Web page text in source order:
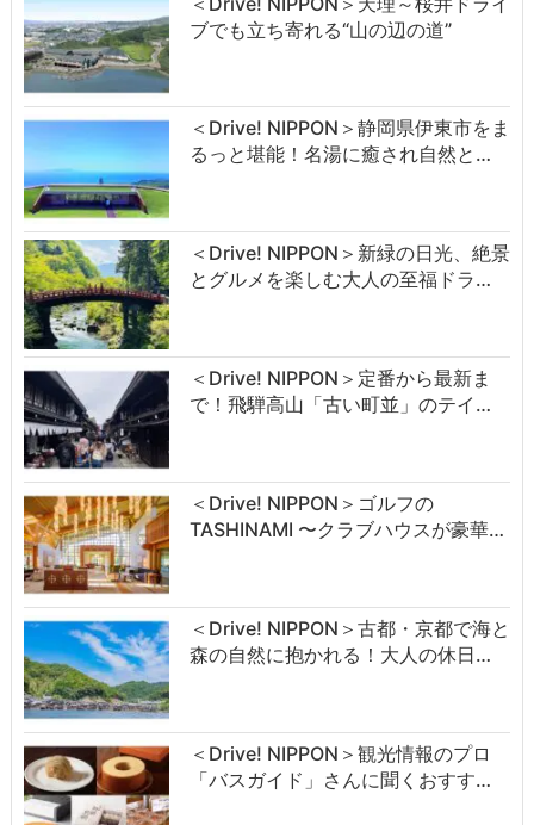
ブでも立ち寄れる“山の辺の道”
＜Drive! NIPPON＞静岡県伊東市をま
るっと堪能！名湯に癒され自然と…
＜Drive! NIPPON＞新緑の日光、絶景
とグルメを楽しむ大人の至福ドラ…
＜Drive! NIPPON＞定番から最新ま
で！飛騨高山「古い町並」のテイ…
＜Drive! NIPPON＞ゴルフの
TASHINAMI 〜クラブハウスが豪華…
＜Drive! NIPPON＞古都・京都で海と
森の自然に抱かれる！大人の休日…
＜Drive! NIPPON＞観光情報のプロ
「バスガイド」さんに聞くおすす…